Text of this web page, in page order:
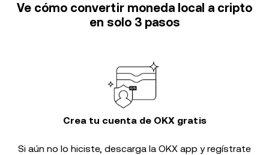
Ve cómo convertir moneda local a cripto
en solo 3 pasos
Crea tu cuenta de OKX gratis
Si aún no lo hiciste, descarga la OKX app y regístrate